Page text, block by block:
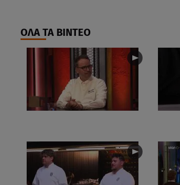
ΟΛΑ ΤΑ ΒΙΝΤΕΟ